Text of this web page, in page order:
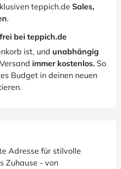
teppich.de Sales,
.
bei teppich.de
ist, und unabhängig
immer kostenlos. So
Budget in deinen neuen
Adresse für stilvolle
Zuhause - von